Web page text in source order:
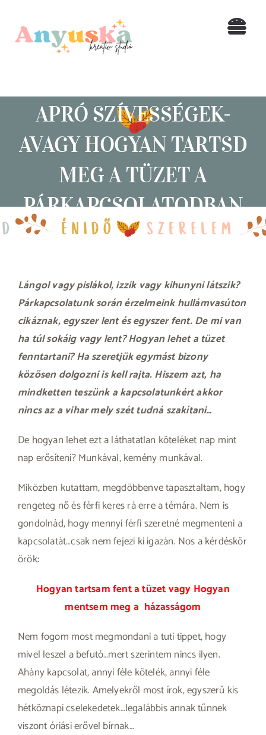
Blog
SHOP
Rólam
APRÓ SZÍVESSÉGEK-
AVAGY HOGYAN TARTSD
MEG A TÜZET A
PÁRKAPCSOLATODBAN
Lángol vagy pislákol, izzik vagy kihunyni látszik?
Párkapcsolatunk során érzelmeink hullámvasúton
cikáznak, egyszer lent és egyszer fent. De mi van
ha túl sokáig vagy lent? Hogyan lehet a tüzet
fenntartani? Ha szeretjük egymást bizony
közösen dolgozni is kell rajta. Hiszem azt, ha
mindketten teszünk a kapcsolatunkért akkor
nincs az a vihar mely szét tudná szakítani…
De hogyan lehet ezt a láthatatlan köteléket nap mint
nap erősíteni? Munkával, kemény munkával.
Miközben kutattam, megdöbbenve tapasztaltam, hogy
rengeteg nő és férfi keres rá erre a témára. Nem is
gondolnád, hogy mennyi férfi szeretné megmenteni a
kapcsolatát…csak nem fejezi ki igazán. Nos a kérdéskör
örök:
Hogyan tartsam fent a tüzet vagy Hogyan
mentsem meg a házasságom
Nem fogom most megmondani a tuti tippet, hogy
mivel leszel a befutó…mert szerintem nincs ilyen.
Ahány kapcsolat, annyi féle kötelék, annyi féle
megoldás létezik. Amelyekről most írok, egyszerű kis
hétköznapi cselekedetek…legalábbis annak tűnnek
viszont óriási erővel bírnak…